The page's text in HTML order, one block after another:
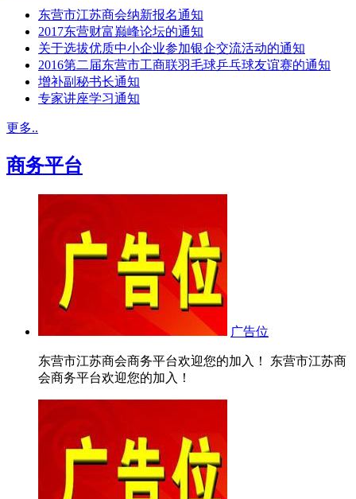
东营市江苏商会纳新报名通知
2017东营财富巅峰论坛的通知
关于选拔优质中小企业参加银企交流活动的通知
2016第二届东营市工商联羽毛球乒乓球友谊赛的通知
增补副秘书长通知
专家讲座学习通知
更多..
商务平台
广告位
东营市江苏商会商务平台欢迎您的加入！ 东营市江苏商
会商务平台欢迎您的加入！